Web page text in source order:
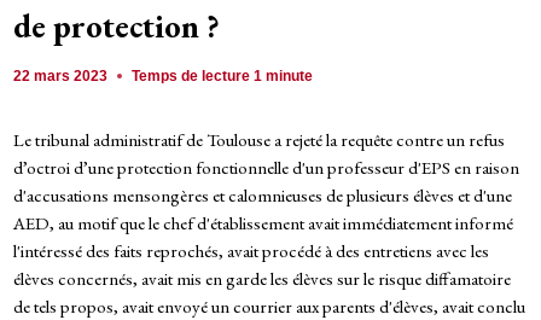
de protection ?
22 mars 2023 Temps de lecture1 minute
Le tribunal administratif de Toulouse a rejeté la requête contre un refus
d’octroi d’une protection fonctionnelle d'un professeur d'EPS en raison
d'accusations mensongères et calomnieuses de plusieurs élèves et d'une
AED, au motif que le chef d'établissement avait immédiatement informé
l'intéressé des faits reprochés, avait procédé à des entretiens avec les
élèves concernés, avait mis en garde les élèves sur le risque diffamatoire
de tels propos, avait envoyé un courrier aux parents d'élèves, avait conclu